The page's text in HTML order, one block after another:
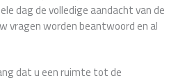
dag de volledige aandacht van de
vragen worden beantwoord en al
dat u een ruimte tot de